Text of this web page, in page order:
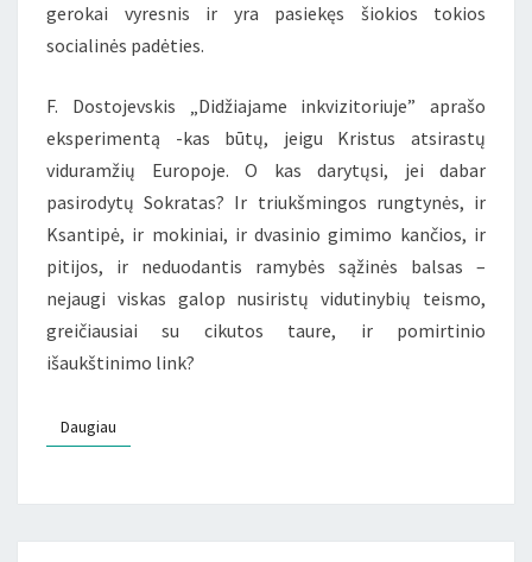
gerokai vyresnis ir yra pasiekęs šiokios tokios
socialinės padėties.
F. Dostojevskis „Didžiajame inkvizitoriuje” aprašo
eksperimentą -kas būtų, jeigu Kristus atsirastų
viduramžių Europoje. O kas darytųsi, jei dabar
pasirodytų Sokratas? Ir triukšmingos rungtynės, ir
Ksantipė, ir mokiniai, ir dvasinio gimimo kančios, ir
pitijos, ir neduodantis ramybės sąžinės balsas –
nejaugi viskas galop nusiristų vidutinybių teismo,
greičiausiai su cikutos taure, ir pomirtinio
išaukštinimo link?
Daugiau